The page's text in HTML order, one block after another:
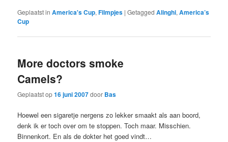
Geplaatst in America's Cup,Filmpjes |Getagged Alinghi,America’s
Cup
More doctors smoke
Camels?
Geplaatst op16 juni 2007door Bas
Hoewel een sigaretje nergens zo lekker smaakt als aan boord,
denk ik er toch over om te stoppen. Toch maar. Misschien.
Binnenkort. En als de dokter het goed vindt…